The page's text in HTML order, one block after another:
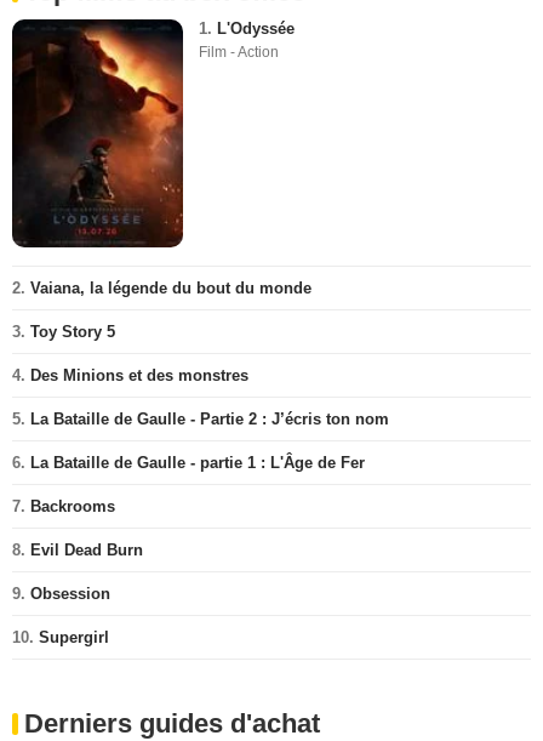
1. L'Odyssée
Film - Action
2. Vaiana, la légende du bout du monde
3. Toy Story 5
4. Des Minions et des monstres
5. La Bataille de Gaulle - Partie 2 : J’écris ton nom
6. La Bataille de Gaulle - partie 1 : L'Âge de Fer
7. Backrooms
8. Evil Dead Burn
9. Obsession
10. Supergirl
Derniers guides d'achat